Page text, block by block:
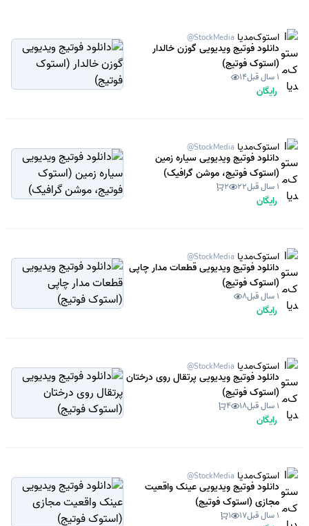
استوک‌مدیا @StockMedia
دانلود فوتیج ویدیویی گوزن خالدار
(استوک فوتیج)
1 سال قبل 14
رایگان
استوک‌مدیا @StockMedia
دانلود فوتیج ویدیویی سیاره زمین
(استوک فوتیج، موشن گرافیک)
1 سال قبل 22
2
رایگان
استوک‌مدیا @StockMedia
دانلود فوتیج ویدیویی قطعات مدار چاپی
(استوک فوتیج)
1 سال قبل 8
رایگان
استوک‌مدیا @StockMedia
دانلود فوتیج ویدیویی پرتقال روی درختان
(استوک فوتیج)
1 سال قبل 18
4
رایگان
استوک‌مدیا @StockMedia
دانلود فوتیج ویدیویی عینک واقعیت
مجازی (استوک فوتیج)
1 سال قبل 17
1